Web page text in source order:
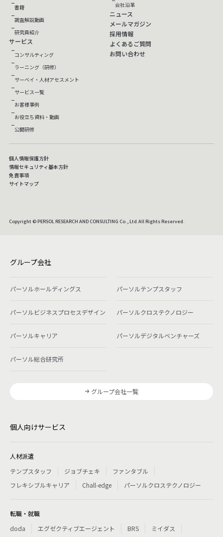
書籍
調査解説動画
研究員紹介
サービス
コンサルティング
ラーニング（研修）
サーベイ・人材アセスメント
サービス一覧
お客様事例
お役立ち資料・動画
公開研修
会社沿革
ニュース
メールマガジン
採用情報
よくあるご質問
お問い合わせ
Copyright © PERSOL RESEARCH AND CONSULTING Co., Ltd.All Rights Reserved.
個人情報保護方針
情報セキュリティ基本方針
免責事項
サイトマップ
グループ会社
パーソルホールディングス パーソルテンプスタッフ
パーソルビジネスプロセスデザイン パーソルクロステクノロジー
パーソルキャリア パーソルデジタルベンチャーズ
パーソル総合研究所
グループ会社一覧
個人向けサービス
人材派遣
テンプスタッフ
ジョブチェキ
ファンタブル
フレキシブルキャリア
Chall-edge パーソルクロステクノロジー
転職・就職
doda
エグゼクティブエージェント BRS
ミイダス